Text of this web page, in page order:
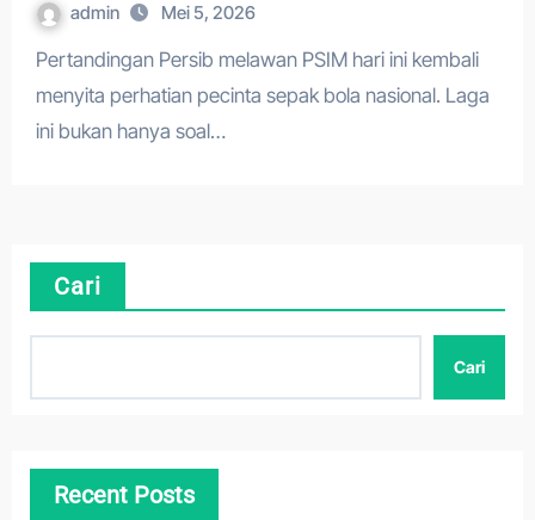
admin Mei 5, 2026
Pertandingan Persib melawan PSIM hari ini kembali
menyita perhatian pecinta sepak bola nasional. Laga
ini bukan hanya soal…
Cari
Cari
Recent Posts